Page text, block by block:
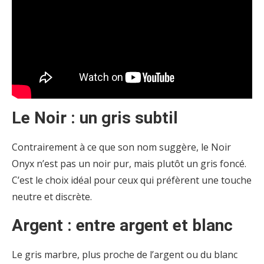
Le Noir : un gris subtil
Contrairement à ce que son nom suggère, le Noir
Onyx n’est pas un noir pur, mais plutôt un gris foncé.
C’est le choix idéal pour ceux qui préfèrent une touche
neutre et discrète.
Argent : entre argent et blanc
Le gris marbre, plus proche de l’argent ou du blanc